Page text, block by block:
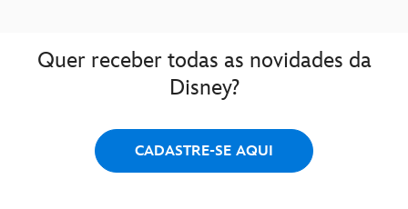
Quer receber todas as novidades da
Disney?
CADASTRE-SE AQUI